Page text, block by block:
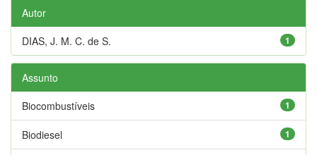
Autor
1
DIAS, J. M. C. de S.
Assunto
1
Biocombustíveis
1
Biodiesel